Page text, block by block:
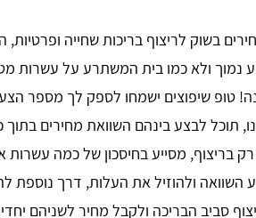
בשוק לריצוף בריכות שחייה ופרטיות,
נמוך ולא כמו בית המשתרע על עשרות
טופ שיפוצים ישמחו לספק לך מספר
לבצע בינהם השוואת מחירים בתוך
בריצוף, מסייע בחיסכון של כמה עשרות
ולהוזיל את העלות, דרך נוספת
סביב הבריכה ולקבל מחיר לשניהם